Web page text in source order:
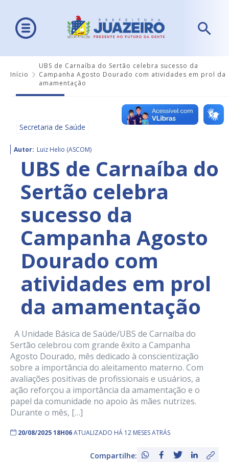
Início
UBS de Carnaíba do Sertão celebra sucesso da
Campanha Agosto Dourado com atividades em prol da
amamentação
Secretaria de Saúde
Autor: Luiz Helio (ASCOM)
UBS de Carnaíba do
Sertão celebra
sucesso da
Campanha Agosto
Dourado com
atividades em prol
da amamentação
A Unidade Básica de Saúde/UBS de Carnaíba do
Sertão celebrou com grande êxito a Campanha
Agosto Dourado, mês dedicado à conscientização
sobre a importância do aleitamento materno. Com
avaliações positivas de profissionais e usuários, a
ação reforçou a importância da amamentação e o
papel da comunidade no apoio às mães nutrizes.
Durante o mês, […]
20/08/2025 18H06ATUALIZADO HÁ 12 MESES ATRÁS
Compartilhe: